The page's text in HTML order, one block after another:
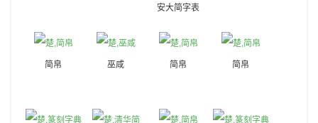
安大简字表
简帛 巫咸 简帛 简帛